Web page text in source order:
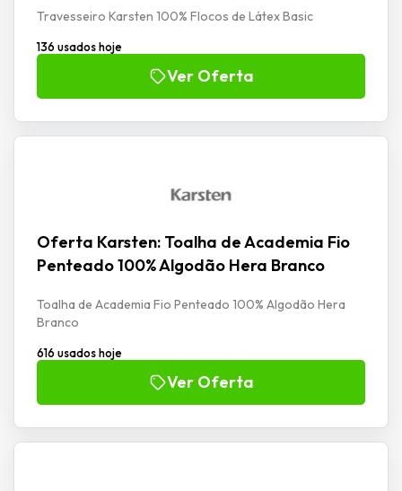
Travesseiro Karsten 100% Flocos de Látex Basic
136 usados hoje
Ver Oferta
Oferta Karsten: Toalha de Academia Fio
Penteado 100% Algodão Hera Branco
Toalha de Academia Fio Penteado 100% Algodão Hera
Branco
616 usados hoje
Ver Oferta